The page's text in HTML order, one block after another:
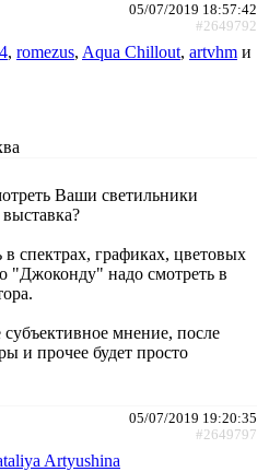
05/07/2019 18:57:42
#2649792
, romezus, Aqua Chillout, artvhm и
Ваши светильники
спектрах, графиках, цветовых
"Джоконду" надо смотреть в
мнение, после
и прочее будет просто
05/07/2019 19:20:35
#2649797
Artyushina